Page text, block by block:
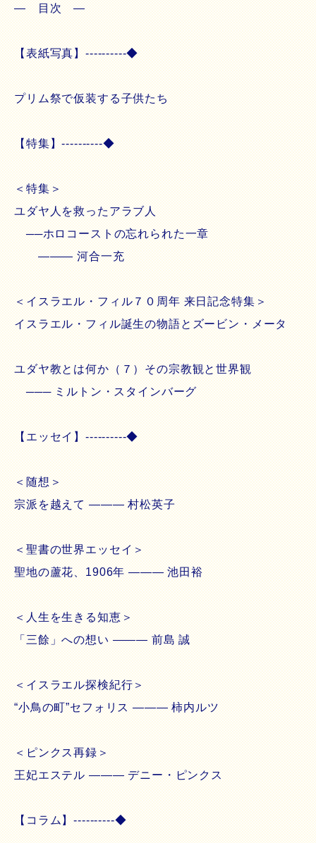
― 目次 ―
【表紙写真】----------◆
プリム祭で仮装する子供たち
【特集】----------◆
＜特集＞
ユダヤ人を救ったアラブ人
──ホロコーストの忘れられた一章
――― 河合一充
＜イスラエル・フィル７０周年 来日記念特集＞
イスラエル・フィル誕生の物語とズービン・メータ
ユダヤ教とは何か（７）その宗教観と世界観
─── ミルトン・スタインバーグ
【エッセイ】----------◆
＜随想＞
宗派を越えて ――― 村松英子
＜聖書の世界エッセイ＞
聖地の蘆花、1906年 ――― 池田裕
＜人生を生きる知恵＞
「三餘」への想い ――― 前島 誠
＜イスラエル探検紀行＞
“小鳥の町”セフォリス ――― 柿内ルツ
＜ピンクス再録＞
王妃エステル ――― デニー・ピンクス
【コラム】----------◆